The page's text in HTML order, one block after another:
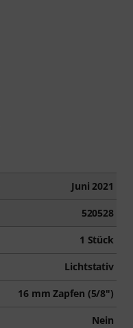
Juni 2021
520528
1 Stück
Lichtstativ
16 mm Zapfen (5/8")
Nein